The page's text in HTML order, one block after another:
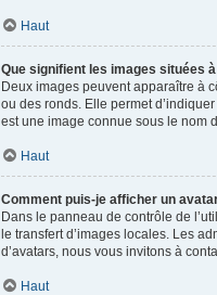
Haut
Que signifient les images situées
Deux images peuvent apparaître à
ou des ronds. Elle permet
est une image connue sous le nom
Haut
Comment puis-je afficher un
Dans le panneau de contrôle de
le transfert d’images locales. Les
d’avatars, nous vous invitons à
Haut